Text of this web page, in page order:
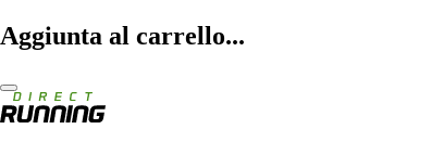
Aggiunta al carrello...